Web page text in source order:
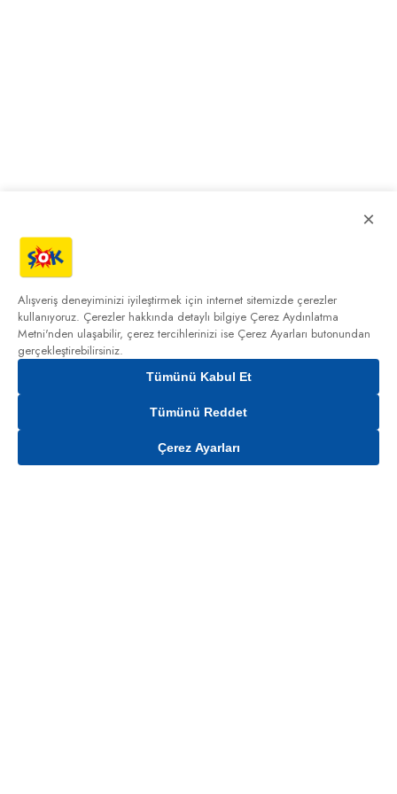
Gelince Haber Ver
×
Alışveriş deneyiminizi iyileştirmek için internet sitemizde çerezler
kullanıyoruz. Çerezler hakkında detaylı bilgiye Çerez Aydınlatma
Metni'nden ulaşabilir, çerez tercihlerinizi ise Çerez Ayarları butonundan
gerçekleştirebilirsiniz.
Tümünü Kabul Et
Tümünü Reddet
Çerez Ayarları